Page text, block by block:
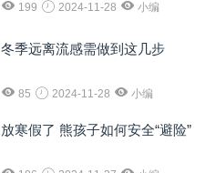
199 2024-11-28 小编
冬季远离流感需做到这几步
85 2024-11-28 小编
放寒假了 熊孩子如何安全“避险”